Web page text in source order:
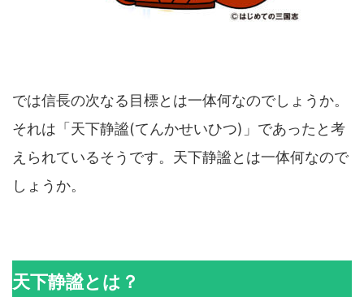
では信長の次なる目標とは一体何なのでしょうか。
それは「天下静謐(てんかせいひつ)」であったと考
えられているそうです。天下静謐とは一体何なので
しょうか。
天下静謐とは？